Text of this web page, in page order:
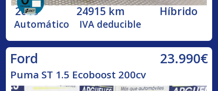
2023 24915 km Híbrido
Automático IVA deducible
Ford 23.990€
Puma ST 1.5 Ecoboost 200cv